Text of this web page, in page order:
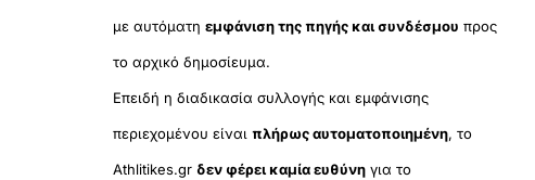
με αυτόματη εμφάνιση της πηγής και συνδέσμου προς
το αρχικό δημοσίευμα.
Επειδή η διαδικασία συλλογής και εμφάνισης
περιεχομένου είναι πλήρως αυτοματοποιημένη, το
Athlitikes.gr δεν φέρει καμία ευθύνηγια το